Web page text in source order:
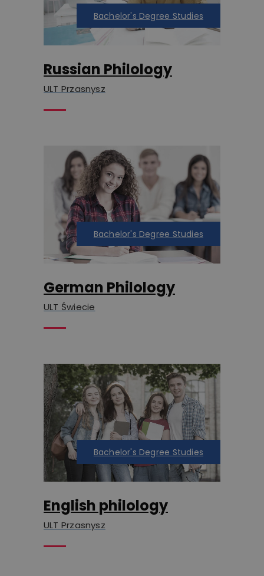
Bachelor's Degree Studies
Russian Philology
ULT Przasnysz
Bachelor's Degree Studies
German Philology
ULT Świecie
Bachelor's Degree Studies
English philology
ULT Przasnysz